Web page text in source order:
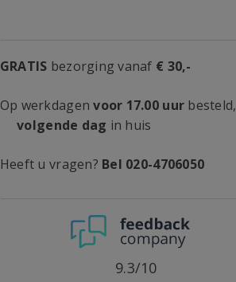
GRATIS bezorging vanaf € 30,-
Op werkdagenvoor 17.00 uur besteld,
volgende dag in huis
Heeft u vragen? Bel 020-4706050
9.3/10